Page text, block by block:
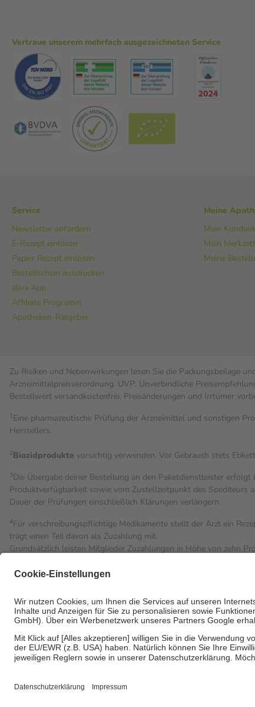
Vertraue unserem mehrfach ausgezeichneten Service
Service
Newsletter anfordern
E-Rezept einlösen
Papier Rezept einlösen
Bestellschein ausdrucken
aliva App
Affiliate Programm
Apotheken-Ratgeber
Meine
Mein
Mein
Meine
Zu Risiken und Nebenwirkungen lesen Sie die Packungsbeilage
Arzneimittelpreisverordnung. UVP: Unverbindliche
Bestell­wert versand­kosten­frei. Preisänderungen und Irrtümer
1Eine pharmazeutische Prüfung der Arzneimittel und sonstigen
Herstellers.
2Biozidprodukte vorsichtig verwenden. Vor Gebrauch stets
3Die Übergabe deiner Bestellung an den Paketdienstleister
Produktverfügbarkeit sowie vom Zustellzeitpunkt des Spediteurs
Dauer der Prüfungen einschließlich Klärungen verlängern.
4Für verschreibungspflichtige Medikamente stellt der Arzt ein
trägt einen Teil davon als Zuzahlung mit.
Grundsätzlich leisten Mitglieder Zuzahlungen in Höhe von zehn
Diese Regeln gelten grundsätzlich auch für Online-Apotheken.
Um das Engagement der Versicherten für ihre eigene
• Kindern und Jugendlichen bis zum vollendeten 18. Lebensjahr
• Untersuchungen zur Vorsorge und Früherkennung, die von der
• empfohlenen Schutzimpfungen
• Harn- und Blutteststreifen
Informationen findest du hier: https://help.etrusted.com/hc/de/